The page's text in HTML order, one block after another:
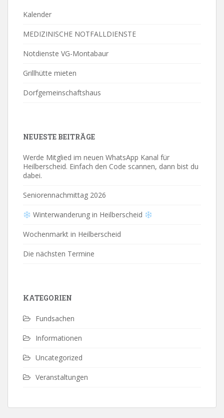
Kalender
MEDIZINISCHE NOTFALLDIENSTE
Notdienste VG-Montabaur
Grillhütte mieten
Dorfgemeinschaftshaus
NEUESTE BEITRÄGE
Werde Mitglied im neuen WhatsApp Kanal für
Heilberscheid. Einfach den Code scannen, dann bist du
dabei.
Seniorennachmittag 2026
Winterwanderung in Heilberscheid
Wochenmarkt in Heilberscheid
Die nächsten Termine
KATEGORIEN
Fundsachen
Informationen
Uncategorized
Veranstaltungen